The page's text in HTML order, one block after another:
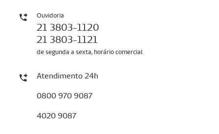
Ouvidoria
21 3803-1120
21 3803-1121
de segunda a sexta, horário comercial
Atendimento 24h
0800 970 9087
4020 9087